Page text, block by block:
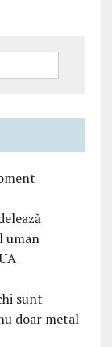
uman
sunt
doar metal